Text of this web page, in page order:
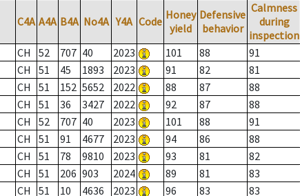
C4A A4A B4A No4A Y4A Code Honey
yield
Defensive
behavior
Calmness
during
inspection
CH 52 707 40 2023 101 88 91
CH 51 45 1893 2023 91 82 81
CH 51 152 5652 2022 88 87 88
CH 51 36 3427 2022 92 87 88
CH 52 707 40 2023 101 88 91
CH 51 91 4677 2023 94 86 88
CH 51 78 9810 2023 93 81 82
CH 51 206 903 2024 89 81 83
CH 51 10 4636 2023 96 83 83